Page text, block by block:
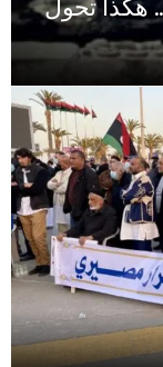
هكذا تحول